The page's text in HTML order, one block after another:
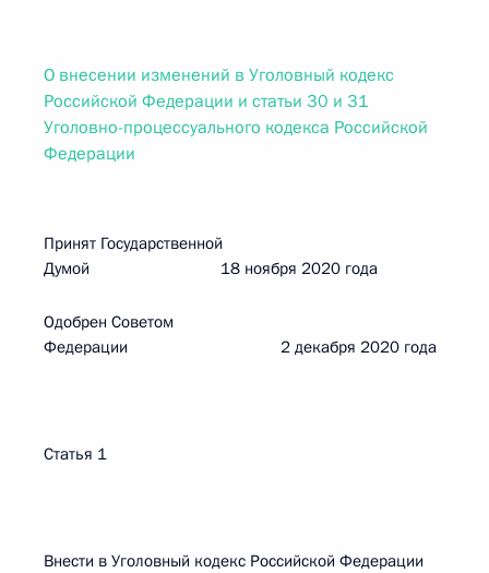
О внесении изменений в Уголовный кодекс
Российской Федерации и статьи 30 и 31
Уголовно-процессуального кодекса Российской
Федерации
Принят Государственной
Думой 18 ноября 2020 года
Одобрен Советом
Федерации 2 декабря 2020 года
Статья 1
Внести в Уголовный кодекс Российской Федерации